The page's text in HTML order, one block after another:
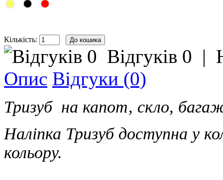
Кількість:
Відгуків 0 |
Опис Відгуки (0)
Тризуб на капот, скло,
Наліпка Тризуб доступна у
кольору.